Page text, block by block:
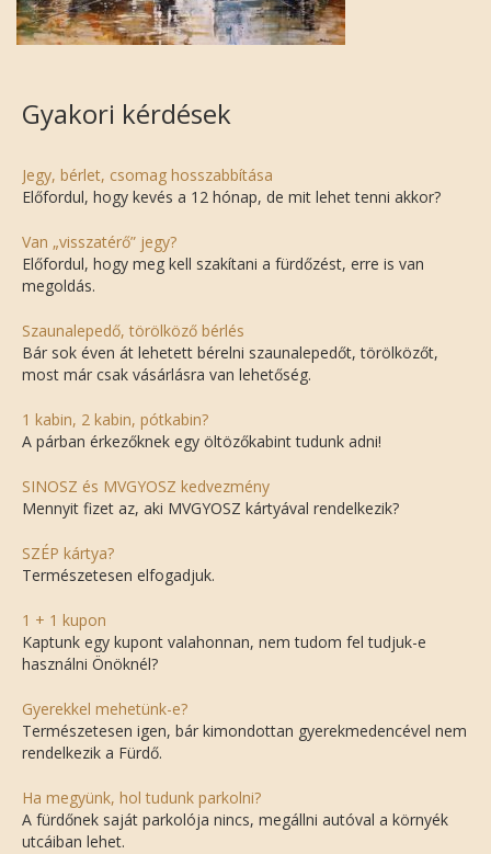
Gyakori kérdések
Jegy, bérlet, csomag hosszabbítása
Előfordul, hogy kevés a 12 hónap, de mit lehet tenni akkor?
Van „visszatérő” jegy?
Előfordul, hogy meg kell szakítani a fürdőzést, erre is van
megoldás.
Szaunalepedő, törölköző bérlés
Bár sok éven át lehetett bérelni szaunalepedőt, törölközőt,
most már csak vásárlásra van lehetőség.
1 kabin, 2 kabin, pótkabin?
A párban érkezőknek egy öltözőkabint tudunk adni!
SINOSZ és MVGYOSZ kedvezmény
Mennyit fizet az, aki MVGYOSZ kártyával rendelkezik?
SZÉP kártya?
Természetesen elfogadjuk.
1 + 1 kupon
Kaptunk egy kupont valahonnan, nem tudom fel tudjuk-e
használni Önöknél?
Gyerekkel mehetünk-e?
Természetesen igen, bár kimondottan gyerekmedencével nem
rendelkezik a Fürdő.
Ha megyünk, hol tudunk parkolni?
A fürdőnek saját parkolója nincs, megállni autóval a környék
utcáiban lehet.